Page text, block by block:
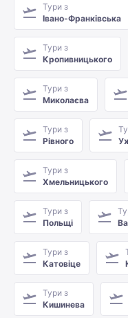
Тури з
Івано-Франківська
Тури з
Кропивницького
Тури з
Миколаєва
Тури з
Рівного
Тури з
Хмельницького
Тури з
Польщі
Тури з
Катовіце
Тури з
Кишинева